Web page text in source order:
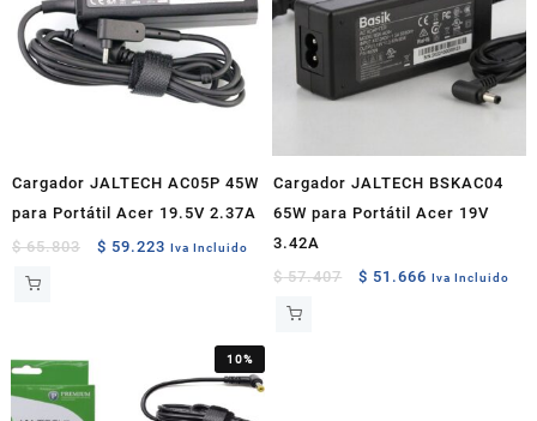
Cargador JALTECH AC05P 45W
para Portátil Acer 19.5V 2.37A
$65.803
Original
$ 59.223 Current
Iva Incluido
Cargador JALTECH BSKAC04
65W para Portátil Acer 19V
3.42A
$57.407
Original
$ 51.666 Current
Iva Incluido
10%